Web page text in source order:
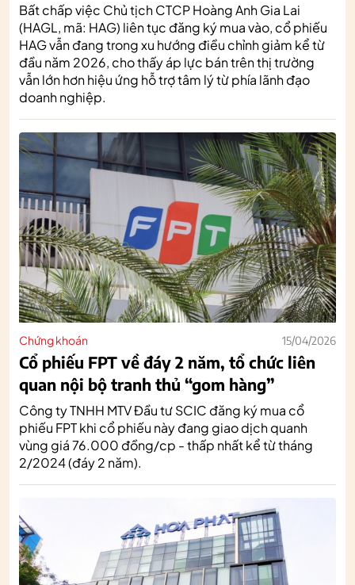
Bất chấp việc Chủ tịch CTCP Hoàng Anh Gia Lai
(HAGL, mã: HAG) liên tục đăng ký mua vào, cổ phiếu
HAG vẫn đang trong xu hướng điều chỉnh giảm kể từ
đầu năm 2026, cho thấy áp lực bán trên thị trường
vẫn lớn hơn hiệu ứng hỗ trợ tâm lý từ phía lãnh đạo
doanh nghiệp.
Chứng khoán 15/04/2026
Cổ phiếu FPT về đáy 2 năm, tổ chức liên
quan nội bộ tranh thủ “gom hàng”
Công ty TNHH MTV Đầu tư SCIC đăng ký mua cổ
phiếu FPT khi cổ phiếu này đang giao dịch quanh
vùng giá 76.000 đồng/cp - thấp nhất kể từ tháng
2/2024 (đáy 2 năm).